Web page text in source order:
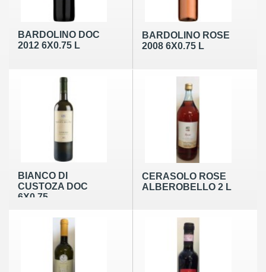
BARDOLINO DOC
2012 6X0.75 L
BARDOLINO ROSE
2008 6X0.75 L
BIANCO DI
CUSTOZA DOC
6X0.75
CERASOLO ROSE
ALBEROBELLO 2 L